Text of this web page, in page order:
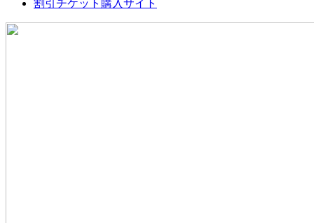
割引チケット購入サイト